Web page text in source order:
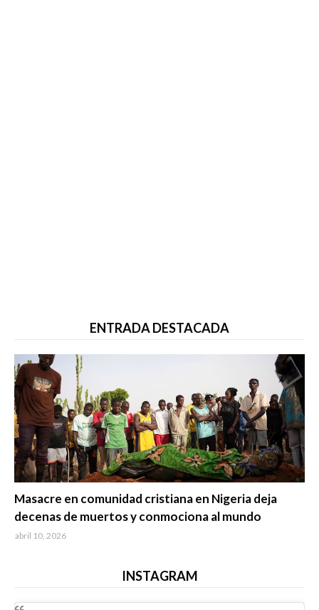
ENTRADA DESTACADA
Masacre en comunidad cristiana en Nigeria deja
decenas de muertos y conmociona al mundo
abril 10, 2026
INSTAGRAM